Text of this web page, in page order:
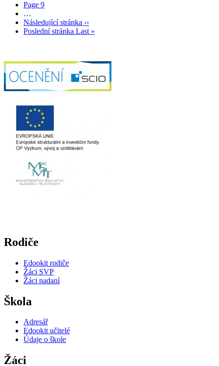
Page 9
…
Následující stránka ››
Poslední stránka Last »
Rodiče
Edookit rodiče
Žáci SVP
Žáci nadaní
Škola
Adresář
Edookit učitelé
Údaje o škole
Žáci